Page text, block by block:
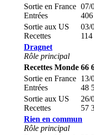
Sortie en France
Entrées
07/
406
Sortie aux US
Recettes
03/
Dragnet
Rôle principal
Recettes Monde 66
Sortie en France
Entrées
13/
48
Sortie aux US
Recettes
26/
57
Rien en commun
Rôle principal